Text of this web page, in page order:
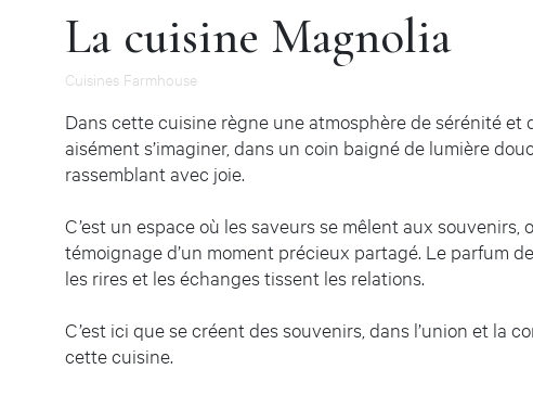
La cuisine Magnolia
Cuisines Farmhouse
Dans cette cuisine règne une atmosphère de sérénité et
aisément s’imaginer, dans un coin baigné de lumière
rassemblant avec joie.
C’est un espace où les saveurs se mêlent aux
témoignage d’un moment précieux partagé. Le parfum
les rires et les échanges tissent les relations.
C’est ici que se créent des souvenirs, dans l’union et la
cette cuisine.